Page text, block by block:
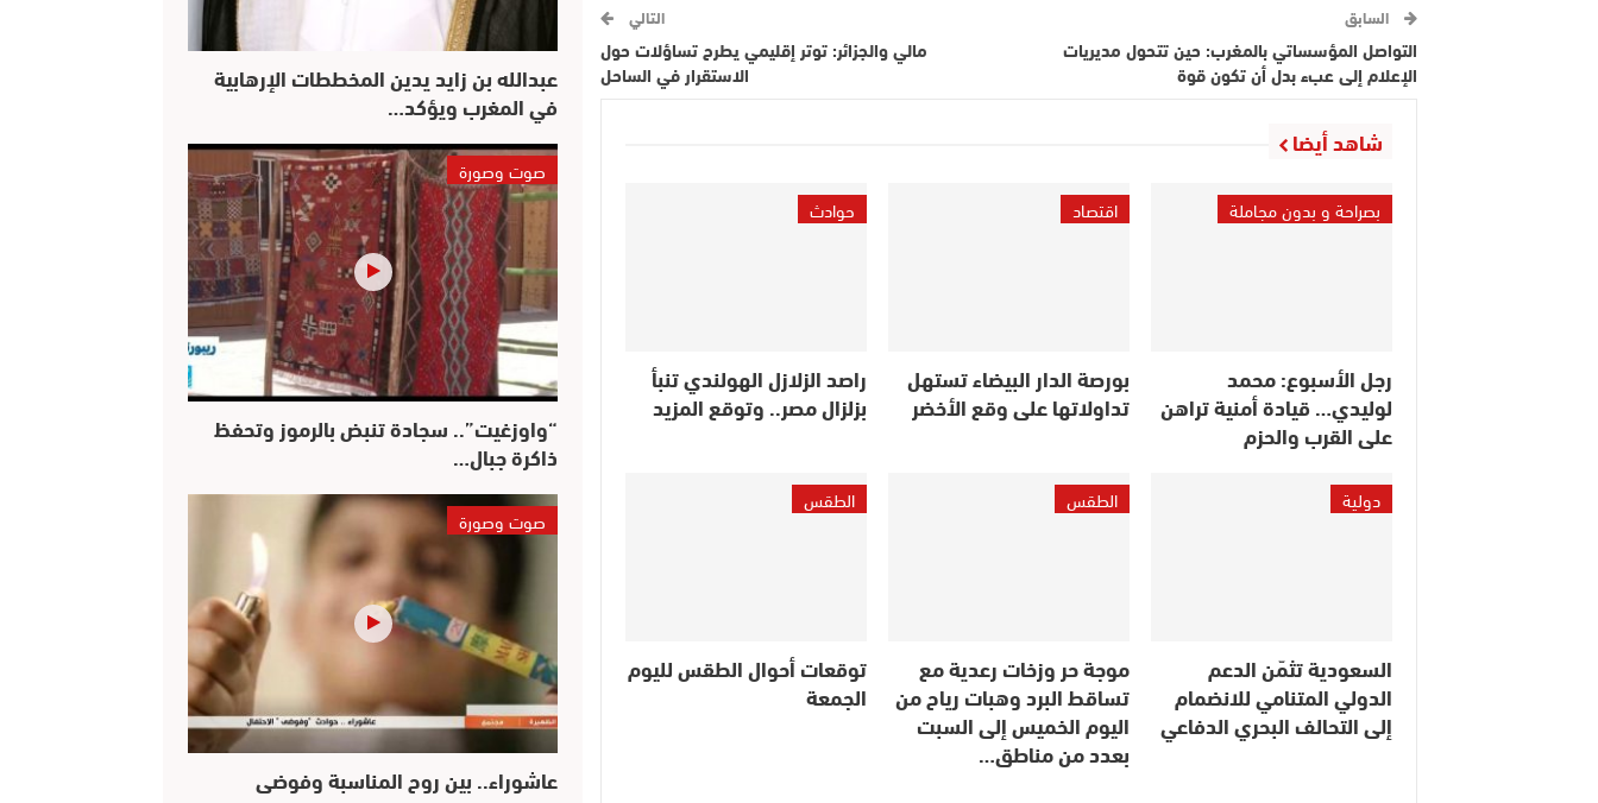
السابق
التواصل المؤسساتي بالمغرب: حين تتحول مديريات
الإعلام إلى عبء بدل أن تكون قوة
التالي
مالي والجزائر: توتر إقليمي يطرح تساؤلات حول
الاستقرار في الساحل
شاهد أيضا
بصراحة و بدون مجاملة
رجل الأسبوع: محمد
لوليدي… قيادة أمنية تراهن
على القرب والحزم
اقتصاد
بورصة الدار البيضاء تستهل
تداولاتها على وقع الأخضر
حوادث
راصد الزلازل الهولندي تنبأ
بزلزال مصر.. وتوقع المزيد
دولية
السعودية تثمّن الدعم
الدولي المتنامي للانضمام
إلى التحالف البحري الدفاعي
الطقس
موجة حر وزخات رعدية مع
تساقط البرد وهبات رياح من
اليوم الخميس إلى السبت
بعدد من مناطق…
الطقس
توقعات أحوال الطقس لليوم
الجمعة
عبدالله بن زايد يدين المخططات الإرهابية
في المغرب ويؤكد…
صوت وصورة
“واوزغيت”.. سجادة تنبض بالرموز وتحفظ
ذاكرة جبال…
صوت وصورة
عاشوراء.. بين روح المناسبة وفوضى